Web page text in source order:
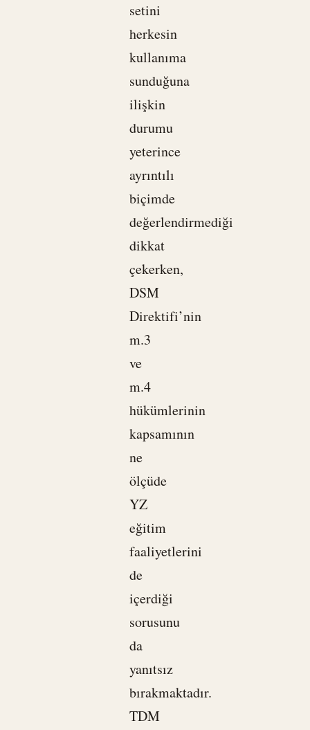
setini
herkesin
kullanıma
sunduğuna
ilişkin
durumu
yeterince
ayrıntılı
biçimde
değerlendirmediği
dikkat
çekerken,
DSM
Direktifi’nin
m.3
ve
m.4
hükümlerinin
kapsamının
ne
ölçüde
YZ
eğitim
faaliyetlerini
de
içerdiği
sorusunu
da
yanıtsız
bırakmaktadır.
TDM